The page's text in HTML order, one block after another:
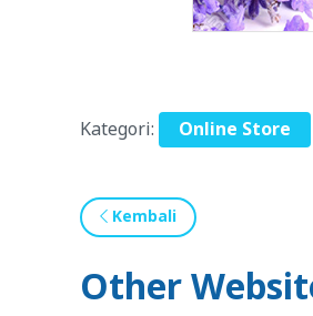
Kategori: Online Store
Kembali
Other